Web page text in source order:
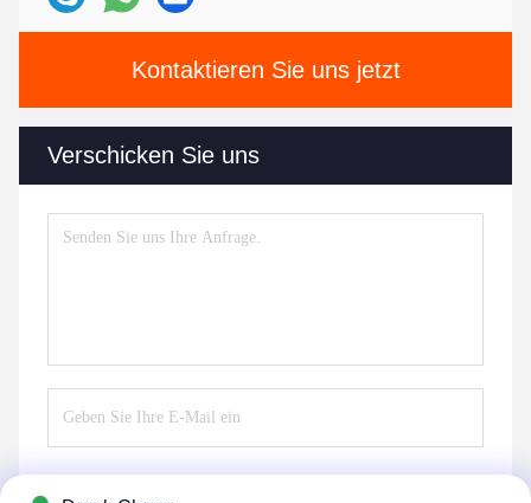
Kontaktieren Sie uns jetzt
Verschicken Sie uns